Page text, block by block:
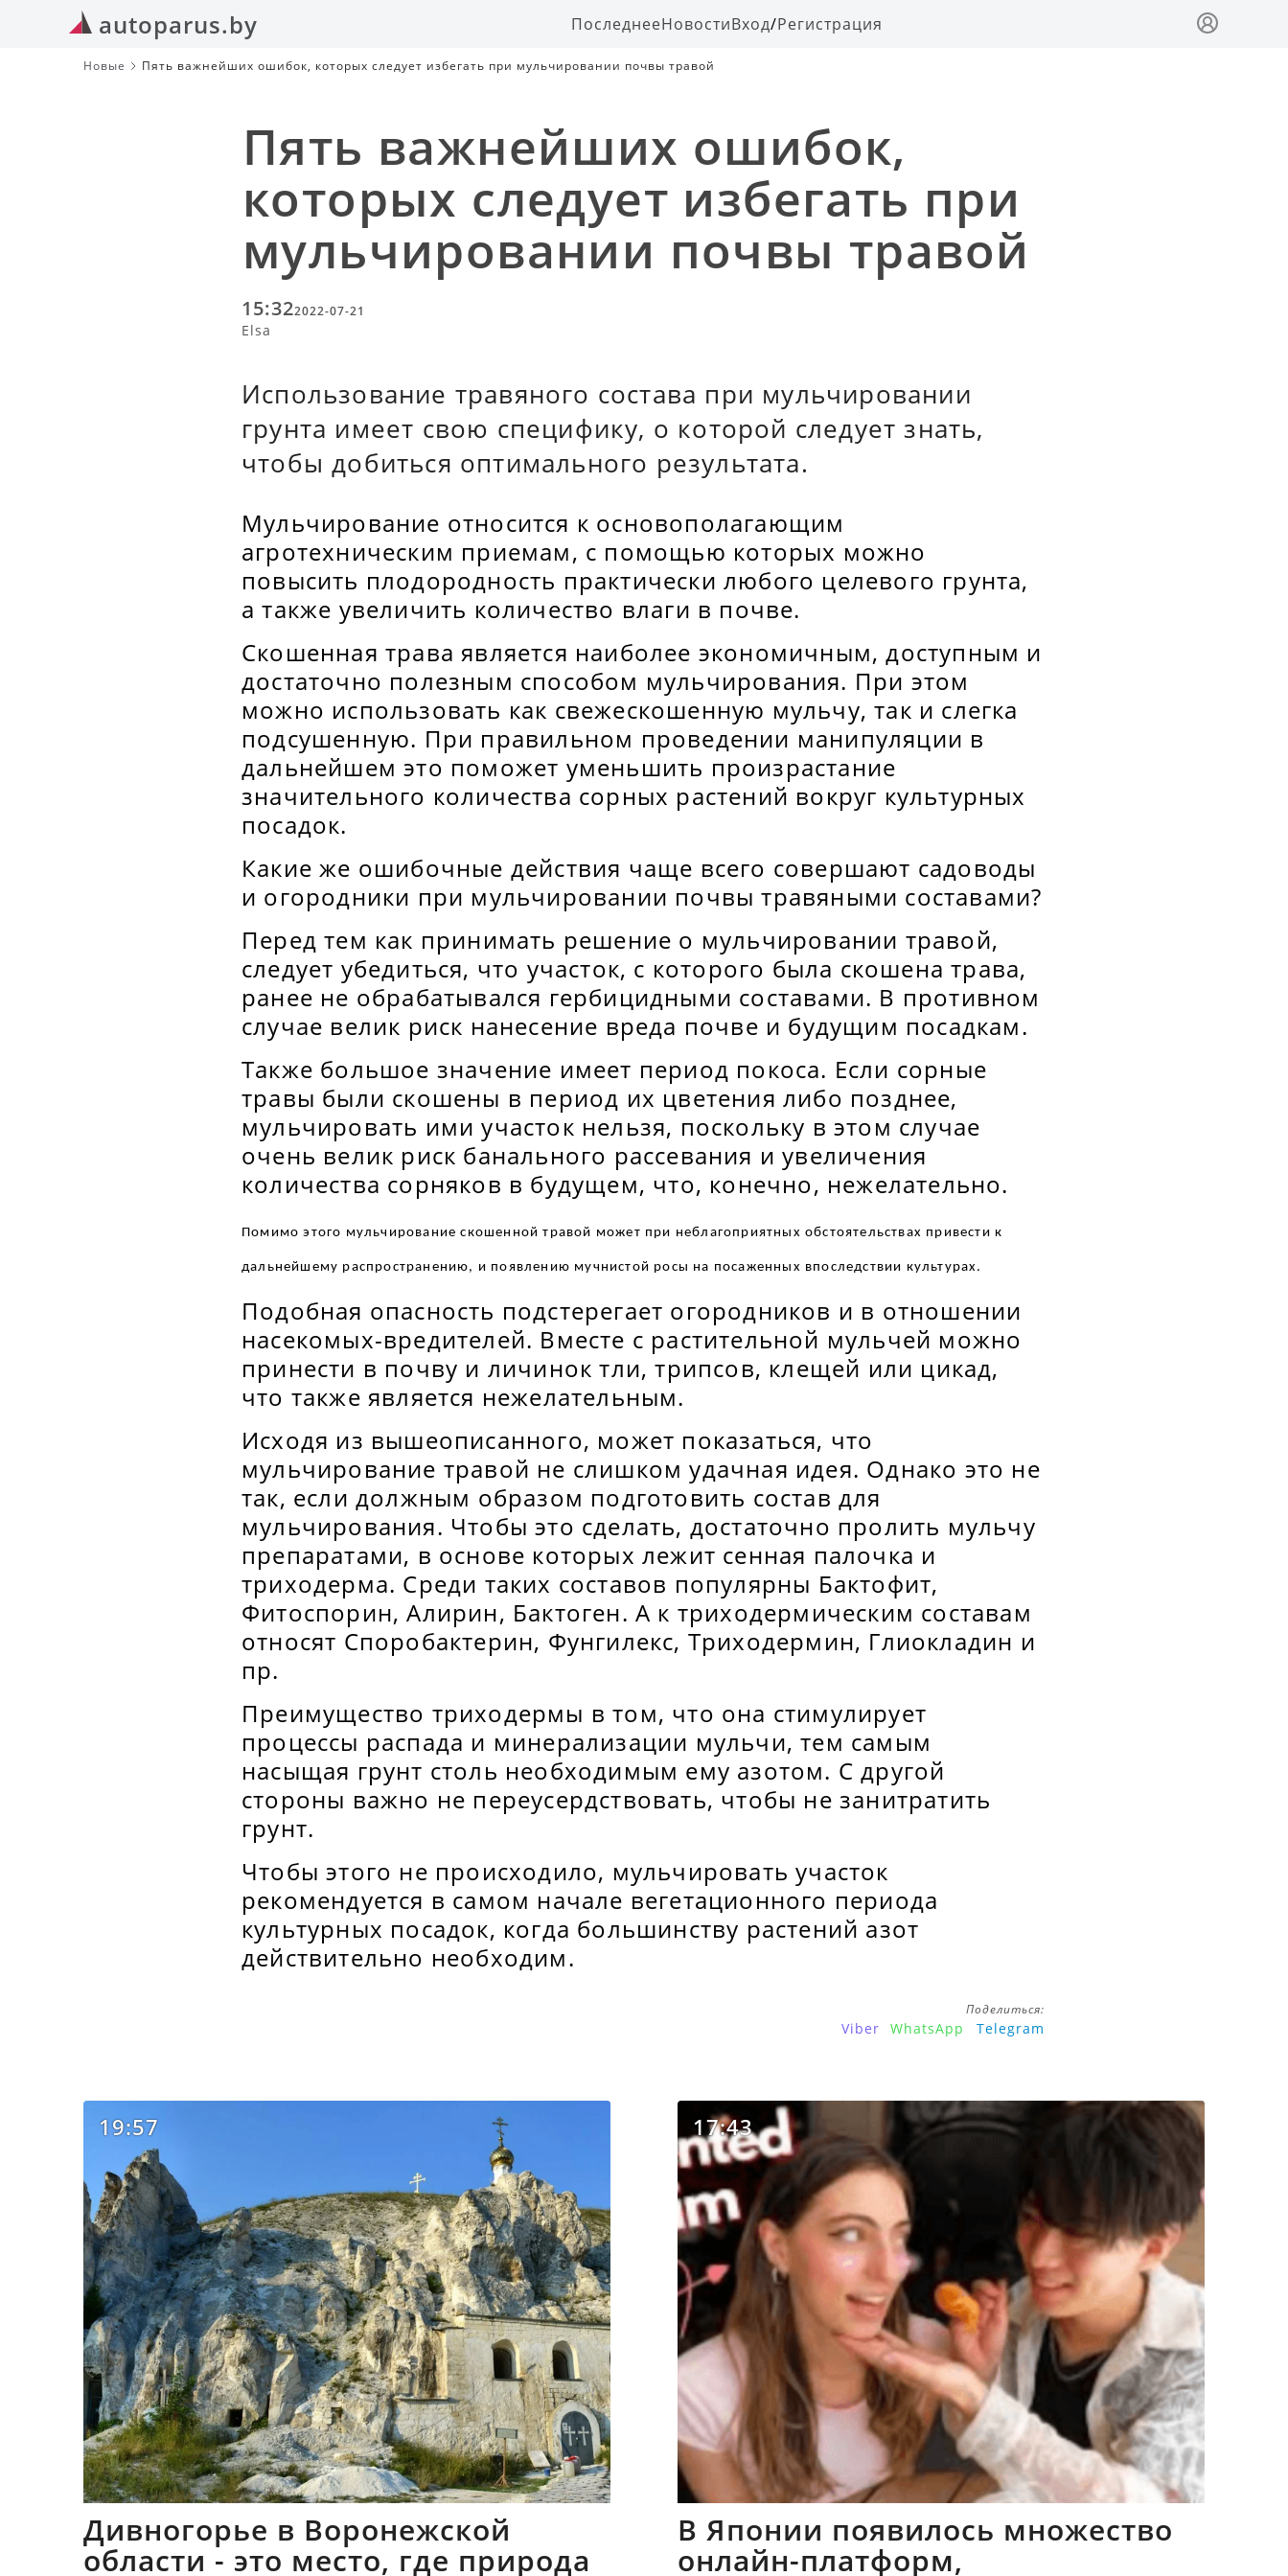
autoparus.by ПоследнееНовостиВход/Регистрация
Новые Пять важнейших ошибок, которых следует избегать при мульчировании почвы травой
Пять важнейших ошибок,
которых следует избегать при
мульчировании почвы травой
15:322022-07-21
Elsa
Использование травяного состава при мульчировании
грунта имеет свою специфику, о которой следует знать,
чтобы добиться оптимального результата.
Мульчирование относится к основополагающим
агротехническим приемам, с помощью которых можно
повысить плодородность практически любого целевого грунта,
а также увеличить количество влаги в почве.
Скошенная трава является наиболее экономичным, доступным и
достаточно полезным способом мульчирования. При этом
можно использовать как свежескошенную мульчу, так и слегка
подсушенную. При правильном проведении манипуляции в
дальнейшем это поможет уменьшить произрастание
значительного количества сорных растений вокруг культурных
посадок.
Какие же ошибочные действия чаще всего совершают садоводы
и огородники при мульчировании почвы травяными составами?
Перед тем как принимать решение о мульчировании травой,
следует убедиться, что участок, с которого была скошена трава,
ранее не обрабатывался гербицидными составами. В противном
случае велик риск нанесение вреда почве и будущим посадкам.
Также большое значение имеет период покоса. Если сорные
травы были скошены в период их цветения либо позднее,
мульчировать ими участок нельзя, поскольку в этом случае
очень велик риск банального рассевания и увеличения
количества сорняков в будущем, что, конечно, нежелательно.
Помимо этого мульчирование скошенной травой может при неблагоприятных обстоятельствах привести к
дальнейшему распространению, и появлению мучнистой росы на посаженных впоследствии культурах.
Подобная опасность подстерегает огородников и в отношении
насекомых-вредителей. Вместе с растительной мульчей можно
принести в почву и личинок тли, трипсов, клещей или цикад,
что также является нежелательным.
Исходя из вышеописанного, может показаться, что
мульчирование травой не слишком удачная идея. Однако это не
так, если должным образом подготовить состав для
мульчирования. Чтобы это сделать, достаточно пролить мульчу
препаратами, в основе которых лежит сенная палочка и
триходерма. Среди таких составов популярны Бактофит,
Фитоспорин, Алирин, Бактоген. А к триходермическим составам
относят Споробактерин, Фунгилекс, Триходермин, Глиокладин и
пр.
Преимущество триходермы в том, что она стимулирует
процессы распада и минерализации мульчи, тем самым
насыщая грунт столь необходимым ему азотом. С другой
стороны важно не переусердствовать, чтобы не занитратить
грунт.
Чтобы этого не происходило, мульчировать участок
рекомендуется в самом начале вегетационного периода
культурных посадок, когда большинству растений азот
действительно необходим.
Поделиться:
Viber WhatsApp Telegram
19:57
Дивногорье в Воронежской
области - это место, где природа
17:43
В Японии появилось множество
онлайн-платформ,